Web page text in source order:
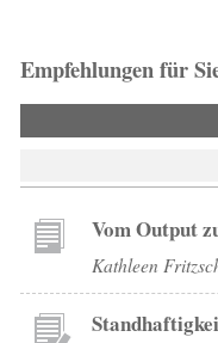
Empfehlungen für
Vom Output
Kathleen